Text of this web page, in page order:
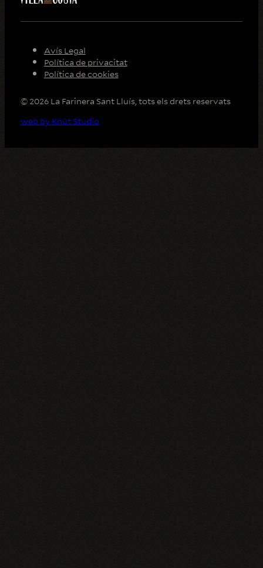
Avís Legal
Política de privacitat
Política de cookies
© 2026 La Farinera Sant Lluís, tots els drets reservats
web by Knüt Studio